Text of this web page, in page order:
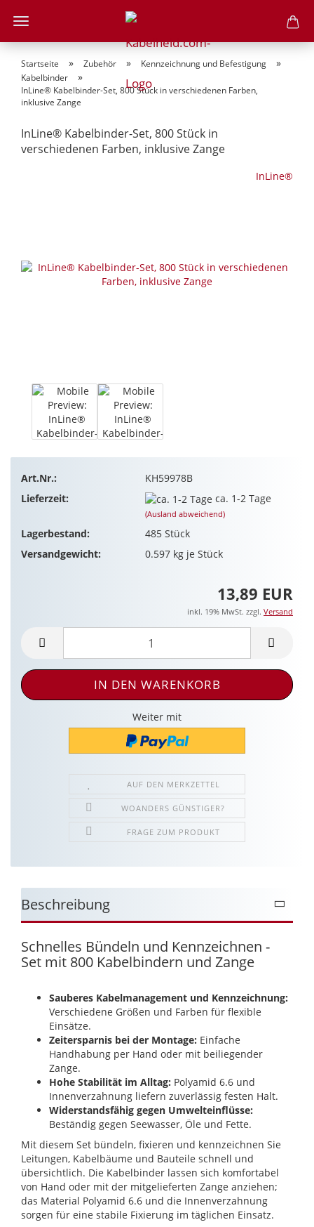
Startseite » Zubehör » Kennzeichnung und Befestigung »
Kabelbinder »
InLine® Kabelbinder-Set, 800 Stück in verschiedenen Farben,
inklusive Zange
InLine® Kabelbinder-Set, 800 Stück in
verschiedenen Farben, inklusive Zange
InLine®
Art.Nr.:
KH59978B
Lieferzeit:
ca. 1-2 Tage
(Ausland abweichend)
Lagerbestand: 485 Stück
Versandgewicht:
0.597kg je Stück
13,89 EUR
inkl. 19% MwSt. zzgl. Versand
Weiter mit
AUF DEN MERKZETTEL
WOANDERS GÜNSTIGER?
FRAGE ZUM PRODUKT
Beschreibung
Schnelles Bündeln und Kennzeichnen -
Set mit 800 Kabelbindern und Zange
Sauberes Kabelmanagement und Kennzeichnung:
Verschiedene Größen und Farben für flexible
Einsätze.
Zeitersparnis bei der Montage: Einfache
Handhabung per Hand oder mit beiliegender
Zange.
Hohe Stabilität im Alltag: Polyamid 6.6 und
Innenverzahnung liefern zuverlässig festen Halt.
Widerstandsfähig gegen Umwelteinflüsse:
Beständig gegen Seewasser, Öle und Fette.
Mit diesem Set bündeln, fixieren und kennzeichnen Sie
Leitungen, Kabelbäume und Bauteile schnell und
übersichtlich. Die Kabelbinder lassen sich komfortabel
von Hand oder mit der mitgelieferten Zange anziehen;
das Material Polyamid 6.6 und die Innenverzahnung
sorgen für eine stabile Fixierung im täglichen Einsatz.